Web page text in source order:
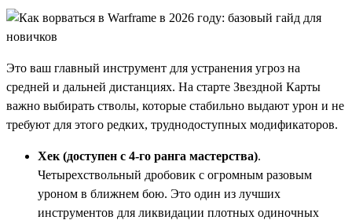
Это ваш главный инструмент для устранения угроз на
средней и дальней дистанциях. На старте Звездной Карты
важно выбирать стволы, которые стабильно выдают урон и не
требуют для этого редких, труднодоступных модификаторов.
Хек (доступен с 4-го ранга мастерства).
Четырехствольный дробовик с огромным разовым
уроном в ближнем бою. Это один из лучших
инструментов для ликвидации плотных одиночных